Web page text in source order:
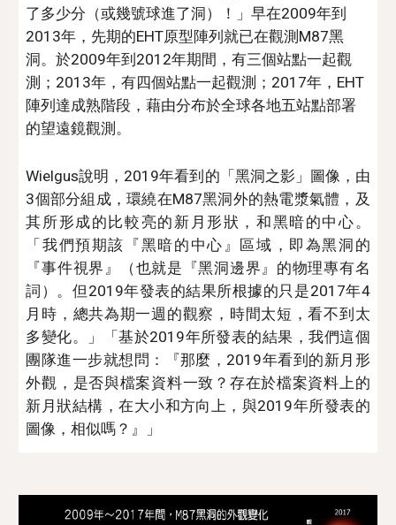
了多少分（或幾號球進了洞）！」早在2009年到
2013年，先期的EHT原型陣列就已在觀測M87黑
洞。於2009年到2012年期間 ，有三個站點一起觀
測 ； 2013年，有四個站點一起觀測 ； 2017年，EHT
陣列達成熟階段，藉由分布於全球各地五站點部署
的望遠鏡觀測。
Wielgus說明， 2019年看到的「黑洞之影」圖像，由
3個部分組成，環繞在M87黑洞外的熱電漿氣體， 及
其所形成的比較亮的新月形狀， 和黑暗的中心。
「我們預期該『 黑暗的中心 』 區域， 即為黑洞的
『事件視界 』 （也就是『黑洞邊界』 的物理專有名
詞）。但2019年發表的結果所根據的只是2017年4
月時，總共為期一週的觀察，時間太短，看不到太
多變化。」「基於2019年所發表的結果，我們這個
團隊進一步就想問：『那麼，2019年看到的新月形
外觀，是否與檔案資料一致？存在於檔案資料上的
新月狀結構，在大小和方向上，與2019年所發表的
圖像，相似嗎？』」